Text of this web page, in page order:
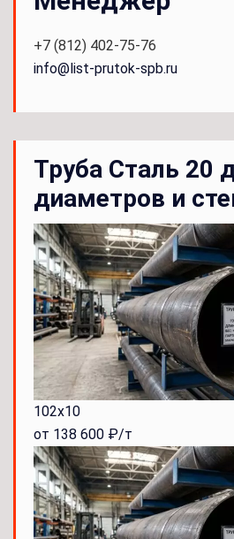
+7 (812) 402-75-76
info@list-prutok-spb.ru
Труба Сталь 20
диаметров и
102x10
от 138 600 ₽/т